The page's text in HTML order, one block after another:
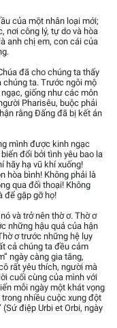
của một nhân loại mới;
nơi công lý, tự do và hòa
anh chị em, con cái của
đã cho chúng ta thấy
ta. Trước ngôi mộ
giống như các môn
Pharisêu, buộc phải
rằng Đấng đã bị kết án
mình được kinh ngạc
đổi bởi tình yêu bao la
hãy hạ vũ khí xuống!
hòa bình! Không phải là
qua đối thoại! Không
để gặp gỡ họ!
và trở nên thờ ơ. Thờ ơ
những hậu quả của hận
ơ trước những hệ lụy
cả chúng ta đều cảm
ngày càng gia tăng,
rất yêu thích, người mà
cuối cùng của mình với
mỗi ngày một khát vọng
nhiều cuộc xung đột
điệp Urbi et Orbi, ngày